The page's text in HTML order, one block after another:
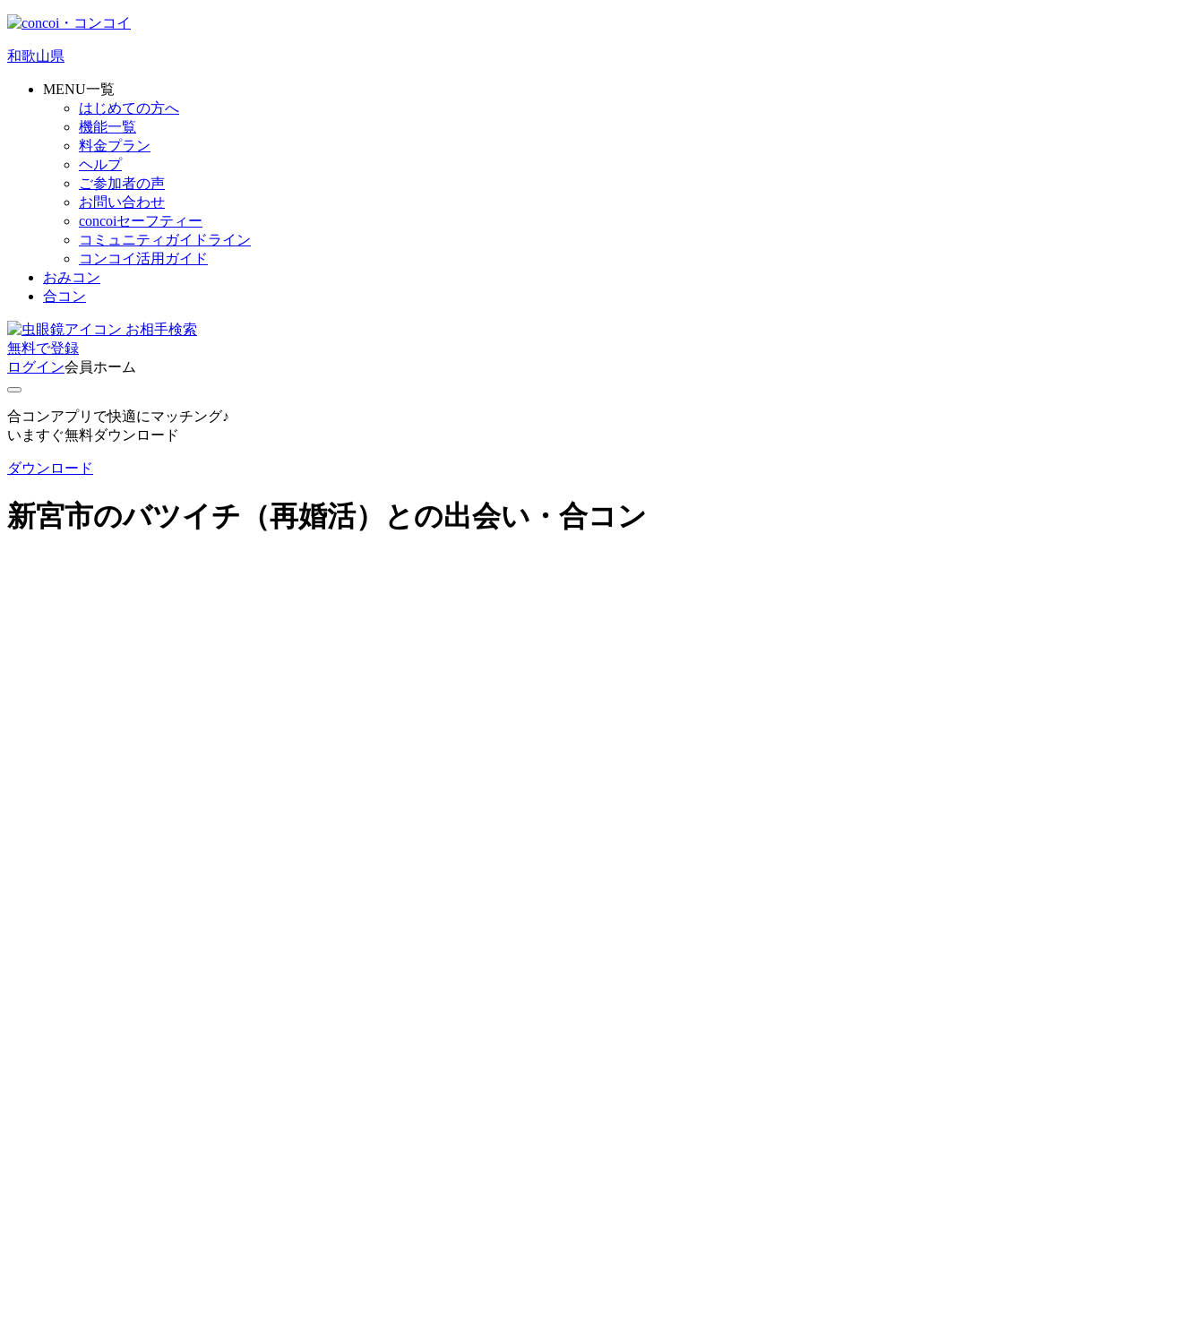
和歌山県
MENU一覧
はじめての方へ
機能一覧
料金プラン
ヘルプ
ご参加者の声
お問い合わせ
concoiセーフティー
コミュニティガイドライン
コンコイ活用ガイド
おみコン
合コン
お相手検索
無料で登録
ログイン会員ホーム
合コンアプリで快適にマッチング♪
いますぐ無料ダウンロード
ダウンロード
新宮市のバツイチ（再婚活）との出会い・合コン